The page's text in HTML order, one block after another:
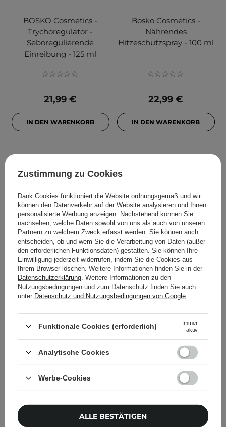
BOSKO Cosmetics -
Trychoregulator -
Seboregulierende
Einreibung - 125 ml
21,99 €
IN DEN WARENKORB
Bosko Cosmetics -
Nährendes
Hitzeschutzspray - 100 ml
22,99 €
IN DEN WARENKORB
Für Sie empfohlen
Torriden – Dive-In For Men All In One –
Feuchtigkeitsspendende Gesichtsemulsion – 200 g
Zustimmung zu Cookies
Dank Cookies funktioniert die Website ordnungsgemäß und wir
können den Datenverkehr auf der Website analysieren und Ihnen
personalisierte Werbung anzeigen. Nachstehend können Sie
nachsehen, welche Daten sowohl von uns als auch von unseren
Partnern zu welchem Zweck erfasst werden. Sie können auch
entscheiden, ob und wem Sie die Verarbeitung von Daten (außer
den erforderlichen Funktionsdaten) gestatten. Sie können Ihre
Einwilligung jederzeit widerrufen, indem Sie die Cookies aus
Ihrem Browser löschen. Weitere Informationen finden Sie in der
Datenschutzerklärung . Weitere Informationen zu den
Nutzungsbedingungen und zum Datenschutz finden Sie auch
unter Datenschutz und Nutzungsbedingungen von Google
Funktionale Cookies (erforderlich)
Immer
aktiv
Analytische Cookies
Werbe-Cookies
ALLE BESTÄTIGEN